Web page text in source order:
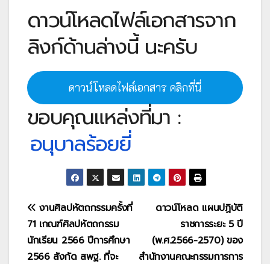
ดาวน์โหลดไฟล์เอกสารจาก
ลิงก์ด้านล่างนี้ นะครับ
ดาวน์โหลดไฟล์เอกสาร คลิกที่นี่
ขอบคุณแหล่งที่มา :
อนุบาลร้อยยี่
แนะแนว
เรื่อง
ดาวน์โหลด แผนปฏิบัติ
ราชการระยะ 5 ปี
(พ.ศ.2566-2570) ของ
สำนักงานคณะกรรมการการ
งานศิลปหัตถกรรมครั้งที่
71 เกณฑ์ศิลปหัตถกรรม
นักเรียน 2566 ปีการศึกษา
2566 สังกัด สพฐ. ที่จะ